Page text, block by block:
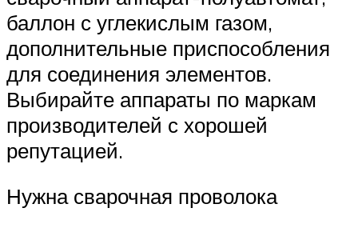
баллон с углекислым газом,
дополнительные приспособления
для соединения элементов.
Выбирайте аппараты по маркам
производителей с хорошей
репутацией.
Нужна сварочная проволока